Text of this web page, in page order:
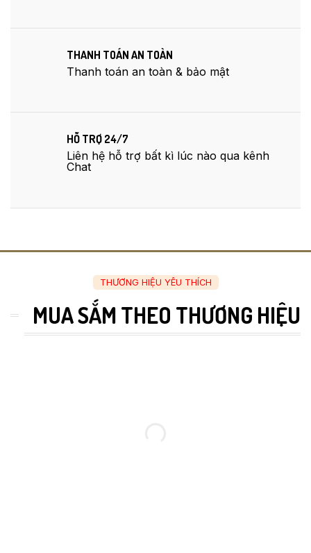
THANH TOÁN AN TOÀN
Thanh toán an toàn & bảo mật
HỖ TRỢ 24/7
Liên hệ hỗ trợ bất kì lúc nào qua kênh
Chat
THƯƠNG HIỆU YÊU THÍCH
MUA SẮM THEO THƯƠNG HIỆU